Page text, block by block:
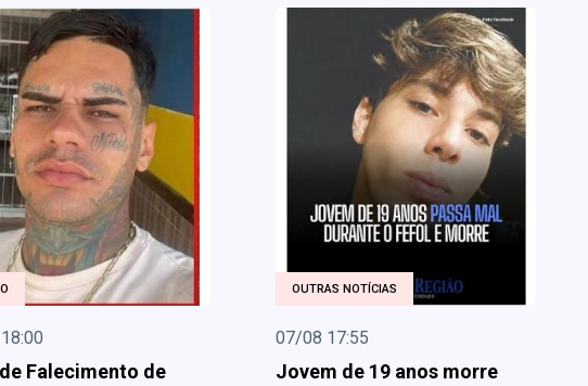
Falecimento de
OUTRAS NOTÍCIAS
07/08 17:55
Jovem de 19 anos morre